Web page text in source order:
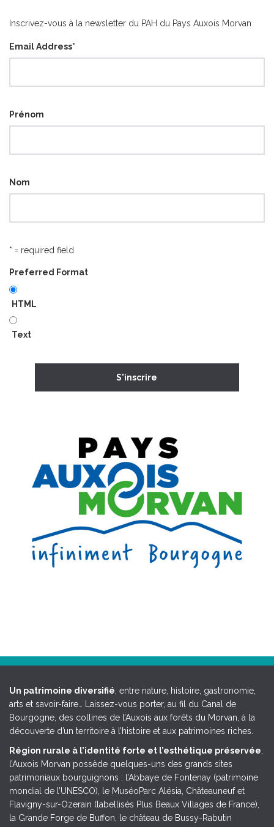
Inscrivez-vous à la newsletter du PAH du Pays Auxois Morvan
Email Address*
Prénom
Nom
* = required field
Preferred Format
HTML
Text
Un patrimoine diversifié, entre nature, histoire, gastronomie,
arts et savoir-faire… Laissez-vous porter, au fil du Canal de
Bourgogne, des collines de l’Auxois aux forêts du Morvan, à la
découverte d’un territoire à l’histoire et aux patrimoines riches.
Région rurale à l’identité forte et l’esthétique préservée,
l’Auxois Morvan possède quelques-uns des grands sites
patrimoniaux bourguignons : l’Abbaye de Fontenay (patrimoine
mondial de l’UNESCO), le MuséoParc Alésia, Châteauneuf et
Flavigny-sur-Ozerain (labellisés Plus Beaux Villages de France),
la Grande Forge de Buffon, le château de Bussy-Rabutin